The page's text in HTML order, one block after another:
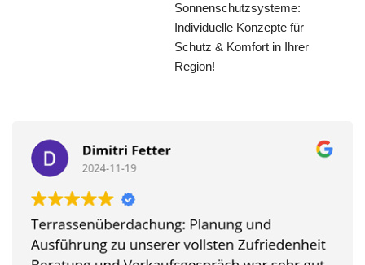
Sonnenschutzsysteme:
Individuelle Konzepte für
Schutz & Komfort in Ihrer
Region!